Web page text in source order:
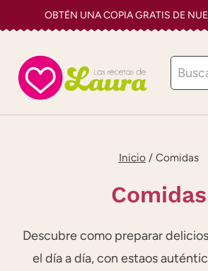
al
contenido
OBTÉN UNA COPIA GRATIS DE
Buscar:
Inicio / Comidas
Comidas
Descubre como preparar
el día a día, con estaos